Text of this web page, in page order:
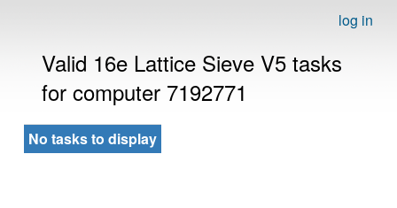
log in
Valid 16e Lattice Sieve V5 tasks
for computer 7192771
No tasks to display